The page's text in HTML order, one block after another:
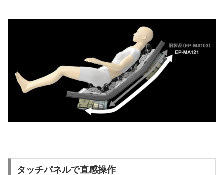
タッチパネルで直感操作